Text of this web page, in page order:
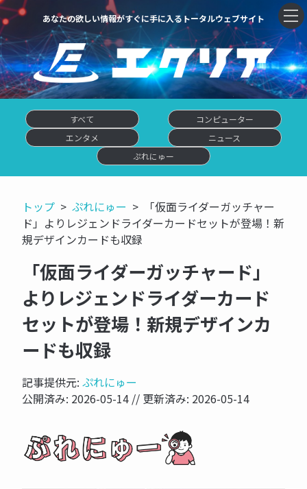
あなたの欲しい情報がすぐに手に入るトータルウェブサイト
すべて
コンピューター
エンタメ
ニュース
ぷれにゅー
トップ ぷれにゅー
「仮面ライダーガッチャー
ド」よりレジェンドライダーカードセットが登場！新
規デザインカードも収録
「仮面ライダーガッチャード」
よりレジェンドライダーカード
セットが登場！新規デザインカ
ードも収録
記事提供元: ぷれにゅー
公開済み: 2026-05-14 // 更新済み: 2026-05-14